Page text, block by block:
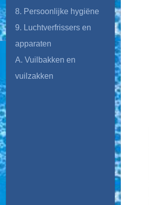
8. Persoonlijke hygiëne
9. Luchtverfrissers en
apparaten
A. Vuilbakken en
vuilzakken